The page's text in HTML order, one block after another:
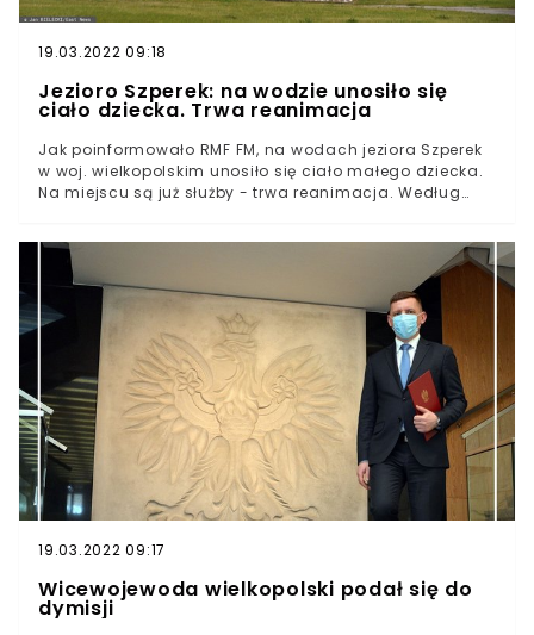
19.03.2022 09:18
Jezioro Szperek: na wodzie unosiło się
ciało dziecka. Trwa reanimacja
Jak poinformowało RMF FM, na wodach jeziora Szperek
w woj. wielkopolskim unosiło się ciało małego dziecka.
Na miejscu są już służby - trwa reanimacja. Według
19.03.2022 09:17
Wicewojewoda wielkopolski podał się do
dymisji